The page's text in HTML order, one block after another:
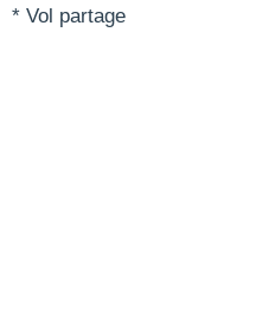
* Vol partage